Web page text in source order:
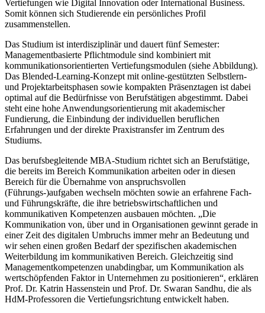
Vertiefungen wie Digital Innovation oder International Business.
Somit können sich Studierende ein persönliches Profil
zusammenstellen.
Das Studium ist interdisziplinär und dauert fünf Semester:
Managementbasierte Pflichtmodule sind kombiniert mit
kommunikationsorientierten Vertiefungsmodulen (siehe Abbildung).
Das Blended-Learning-Konzept mit online-gestützten Selbstlern-
und Projektarbeitsphasen sowie kompakten Präsenztagen ist dabei
optimal auf die Bedürfnisse von Berufstätigen abgestimmt. Dabei
steht eine hohe Anwendungsorientierung mit akademischer
Fundierung, die Einbindung der individuellen beruflichen
Erfahrungen und der direkte Praxistransfer im Zentrum des
Studiums.
Das berufsbegleitende MBA-Studium richtet sich an Berufstätige,
die bereits im Bereich Kommunikation arbeiten oder in diesen
Bereich für die Übernahme von anspruchsvollen
(Führungs-)aufgaben wechseln möchten sowie an erfahrene Fach-
und Führungskräfte, die ihre betriebswirtschaftlichen und
kommunikativen Kompetenzen ausbauen möchten. „Die
Kommunikation von, über und in Organisationen gewinnt gerade in
einer Zeit des digitalen Umbruchs immer mehr an Bedeutung und
wir sehen einen großen Bedarf der spezifischen akademischen
Weiterbildung im kommunikativen Bereich. Gleichzeitig sind
Managementkompetenzen unabdingbar, um Kommunikation als
wertschöpfenden Faktor in Unternehmen zu positionieren“, erklären
Prof. Dr. Katrin Hassenstein und Prof. Dr. Swaran Sandhu, die als
HdM-Professoren die Vertiefungsrichtung entwickelt haben.